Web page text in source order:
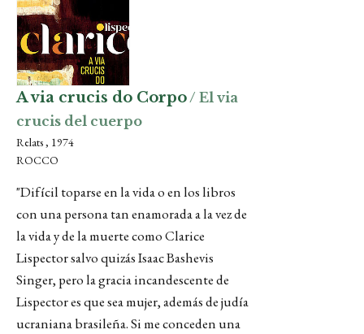
A via crucis do Corpo/ El via
crucis del cuerpo
Relats , 1974
ROCCO
"Difícil toparse en la vida o en los libros
con una persona tan enamorada a la vez de
la vida y de la muerte como Clarice
Lispector salvo quizás Isaac Bashevis
Singer, pero la gracia incandescente de
Lispector es que sea mujer, además de judía
ucraniana brasileña. Si me conceden una